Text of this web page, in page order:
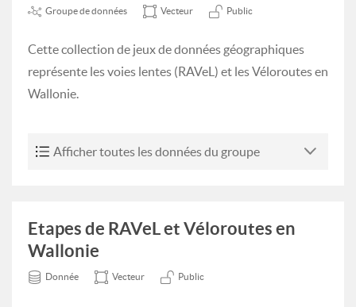
Groupe de données Vecteur Public
Cette collection de jeux de données géographiques
représente les voies lentes (RAVeL) et les Véloroutes en
Wallonie.
Afficher toutes les données du groupe
Etapes de RAVeL et Véloroutes en
Wallonie
Donnée Vecteur Public